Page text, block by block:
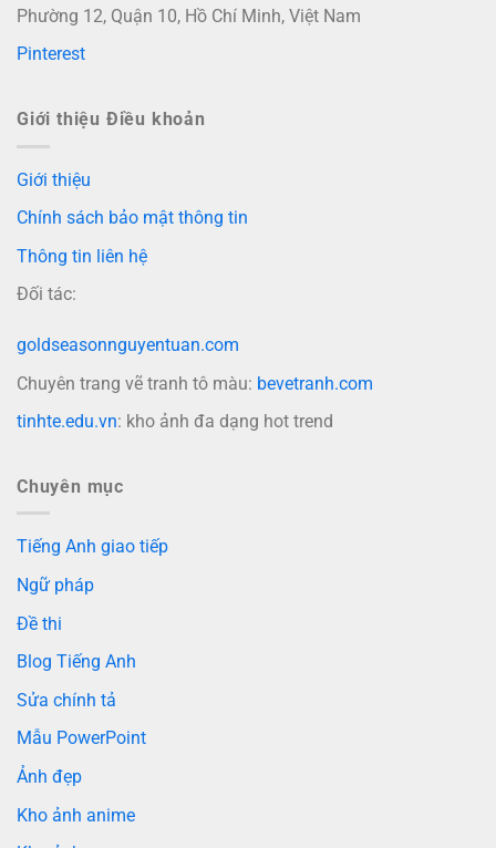
Phường 12, Quận 10, Hồ Chí Minh, Việt Nam
Pinterest
Giới thiệu Điều khoản
Giới thiệu
Chính sách bảo mật thông tin
Thông tin liên hệ
Đối tác:
goldseasonnguyentuan.com
Chuyên trang vẽ tranh tô màu: bevetranh.com
tinhte.edu.vn: kho ảnh đa dạng hot trend
Chuyên mục
Tiếng Anh giao tiếp
Ngữ pháp
Đề thi
Blog Tiếng Anh
Sửa chính tả
Mẫu PowerPoint
Ảnh đẹp
Kho ảnh anime